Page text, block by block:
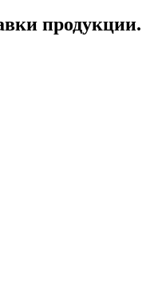
продукции.